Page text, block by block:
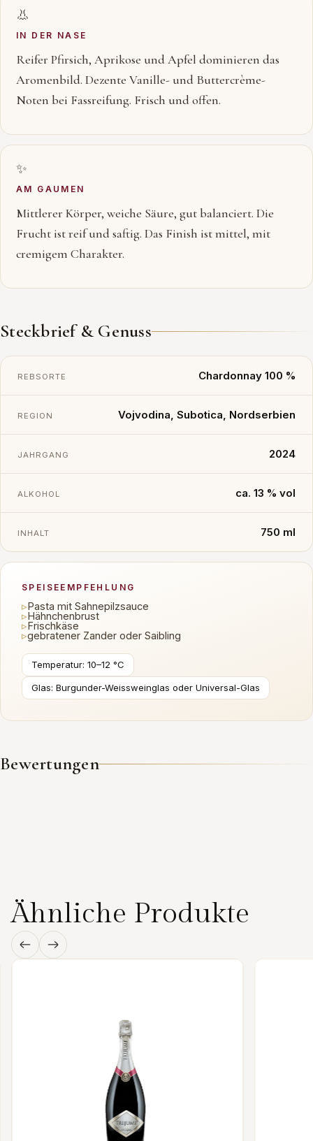
👃
IN DER NASE
Reifer Pfirsich, Aprikose und Apfel dominieren das
Aromenbild. Dezente Vanille- und Buttercrème-
Noten bei Fassreifung. Frisch und offen.
✨
AM GAUMEN
Mittlerer Körper, weiche Säure, gut balanciert. Die
Frucht ist reif und saftig. Das Finish ist mittel, mit
cremigem Charakter.
Steckbrief & Genuss
REBSORTE Chardonnay 100 %
REGION Vojvodina, Subotica, Nordserbien
JAHRGANG 2024
ALKOHOL ca. 13 % vol
INHALT 750 ml
SPEISEEMPFEHLUNG
▹Pasta mit Sahnepilzsauce
▹Hähnchenbrust
▹Frischkäse
▹gebratener Zander oder Saibling
Temperatur: 10–12 °C
Glas: Burgunder-Weissweinglas oder Universal-Glas
Bewertungen
Ähnliche Produkte